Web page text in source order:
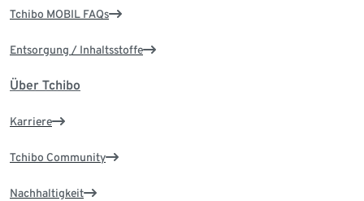
Tchibo MOBIL FAQs
Entsorgung / Inhaltsstoffe
Über Tchibo
Karriere
Tchibo Community
Nachhaltigkeit